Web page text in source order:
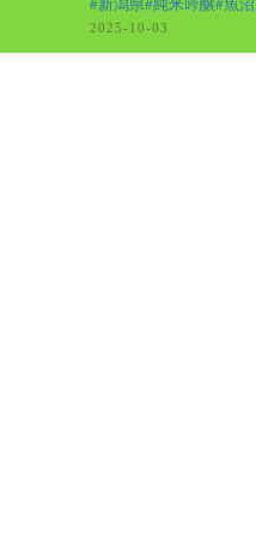
新潟県 純米吟醸 魚
2025-10-03